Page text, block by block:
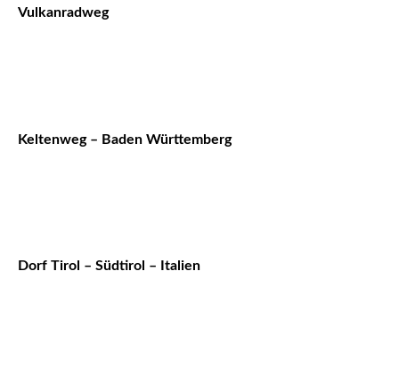
Vulkanradweg
Keltenweg – Baden Württemberg
Dorf Tirol – Südtirol – Italien